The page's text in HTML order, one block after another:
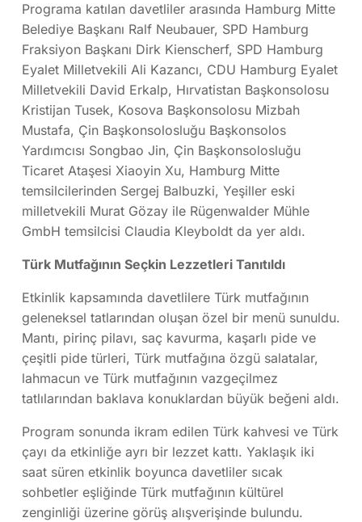
Programa katılan davetliler arasında Hamburg Mitte
Belediye Başkanı Ralf Neubauer, SPD Hamburg
Fraksiyon Başkanı Dirk Kienscherf, SPD Hamburg
Eyalet Milletvekili Ali Kazancı, CDU Hamburg Eyalet
Milletvekili David Erkalp, Hırvatistan Başkonsolosu
Kristijan Tusek, Kosova Başkonsolosu Mizbah
Mustafa, Çin Başkonsolosluğu Başkonsolos
Yardımcısı Songbao Jin, Çin Başkonsolosluğu
Ticaret Ataşesi Xiaoyin Xu, Hamburg Mitte
temsilcilerinden Sergej Balbuzki, Yeşiller eski
milletvekili Murat Gözay ile Rügenwalder Mühle
GmbH temsilcisi Claudia Kleyboldt da yer aldı.
Türk Mutfağının Seçkin Lezzetleri Tanıtıldı
Etkinlik kapsamında davetlilere Türk mutfağının
geleneksel tatlarından oluşan özel bir menü sunuldu.
Mantı, pirinç pilavı, saç kavurma, kaşarlı pide ve
çeşitli pide türleri, Türk mutfağına özgü salatalar,
lahmacun ve Türk mutfağının vazgeçilmez
tatlılarından baklava konuklardan büyük beğeni aldı.
Program sonunda ikram edilen Türk kahvesi ve Türk
çayı da etkinliğe ayrı bir lezzet kattı. Yaklaşık iki
saat süren etkinlik boyunca davetliler sıcak
sohbetler eşliğinde Türk mutfağının kültürel
zenginliği üzerine görüş alışverişinde bulundu.